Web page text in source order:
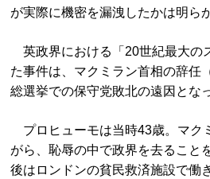
が実際に機密を漏洩したかは明
英政界における「20世紀最大の
た事件は、マクミラン首相の辞任
総選挙での保守党敗北の遠因とな
プロヒューモは当時43歳。マク
がら、恥辱の中で政界を去ること
後はロンドンの貧民救済施設で働